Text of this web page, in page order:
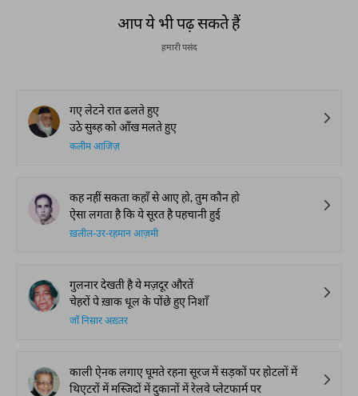
आप ये भी पढ़ सकते हैं
हमारी पसंद
गए लेटने रात ढलते हुए
उठे सुब्ह को आँख मलते हुए
कलीम आजिज़
कह नहीं सकता कहाँ से आए हो, तुम कौन हो
ऐसा लगता है कि ये सूरत है पहचानी हुई
ख़लील-उर-रहमान आज़मी
गुलनार देखती है ये मज़दूर औरतें
चेहरों पे ख़ाक धूल के पोंछे हुए निशाँ
जाँ निसार अख़्तर
काली ऐनक लगाए घूमते रहना सूरज में सड़कों पर होटलों में
थिएटरों में मस्जिदों में दुकानों में रेलवे प्लेटफार्म पर